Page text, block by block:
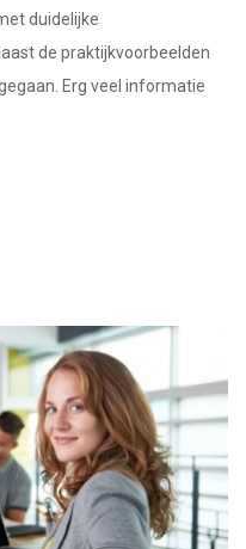
duidelijke
de praktijkvoorbeelden
Erg veel informatie